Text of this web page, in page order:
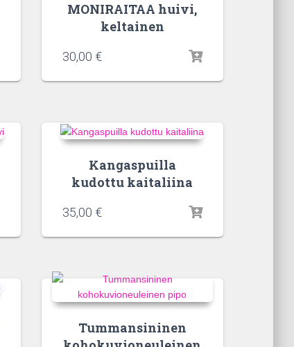
MONIRAITAA huivi,
keltainen
30,00 €
Kangaspuilla
kudottu kaitaliina
35,00 €
Tummansininen